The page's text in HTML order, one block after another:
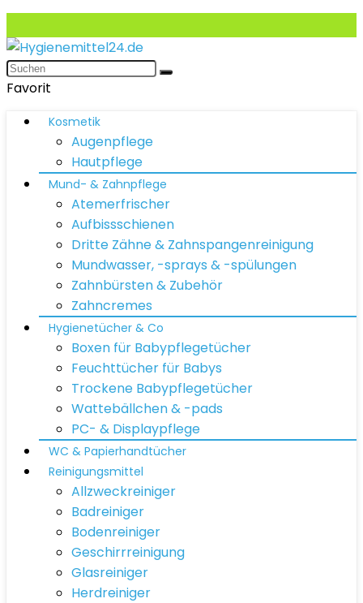
Favorit
Kosmetik
Augenpflege
Hautpflege
Mund- & Zahnpflege
Atemerfrischer
Aufbissschienen
Dritte Zähne & Zahnspangenreinigung
Mundwasser, -sprays & -spülungen
Zahnbürsten & Zubehör
Zahncremes
Hygienetücher & Co
Boxen für Babypflegetücher
Feuchttücher für Babys
Trockene Babypflegetücher
Wattebällchen & -pads
PC- & Displaypflege
WC & Papierhandtücher
Reinigungsmittel
Allzweckreiniger
Badreiniger
Bodenreiniger
Geschirrreinigung
Glasreiniger
Herdreiniger